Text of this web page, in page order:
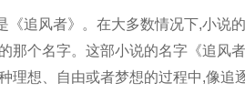
《追风者》。在大多数情况下,小说
那个名字。这部小说的名字《追风
理想、自由或者梦想的过程中,像追